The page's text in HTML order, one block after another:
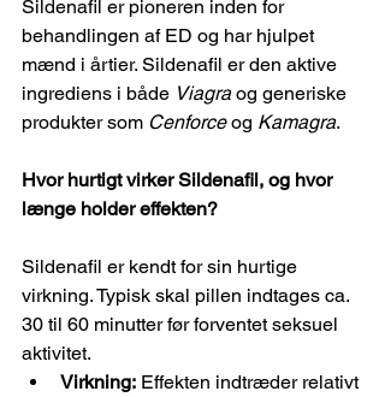
Sildenafil er pioneren inden for
behandlingen af ED og har hjulpet
mænd i årtier. Sildenafil er den aktive
ingrediens i både Viagra og generiske
produkter som Cenforce og Kamagra.
Hvor hurtigt virker Sildenafil, og hvor
længe holder effekten?
Sildenafil er kendt for sin hurtige
virkning. Typisk skal pillen indtages ca.
30 til 60 minutter før forventet seksuel
aktivitet.
Virkning: Effekten indtræder relativt